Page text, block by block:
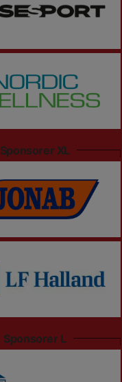
Sponsorer XL
Sponsorer L